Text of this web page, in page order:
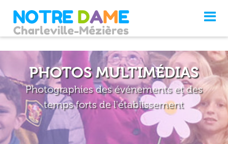
PHOTOS MULTIMÉDIAS
Photographies des événements et des
temps forts de l'établissement